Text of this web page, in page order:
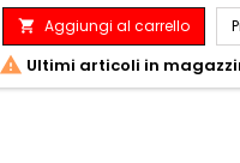
 Aggiungi al carrello
 Ultimi articoli in